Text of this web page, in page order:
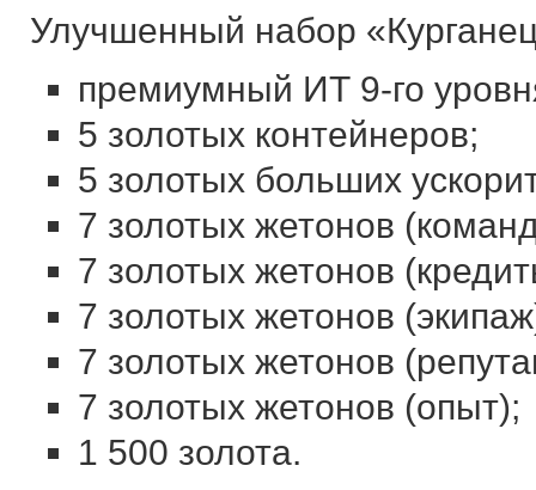
Улучшенный набор
премиумный ИТ 9-го
5 золотых контейнеров;
5 золотых больших
7 золотых жетонов
7 золотых жетонов
7 золотых жетонов
7 золотых жетонов
7 золотых жетонов (опыт);
1 500 золота.